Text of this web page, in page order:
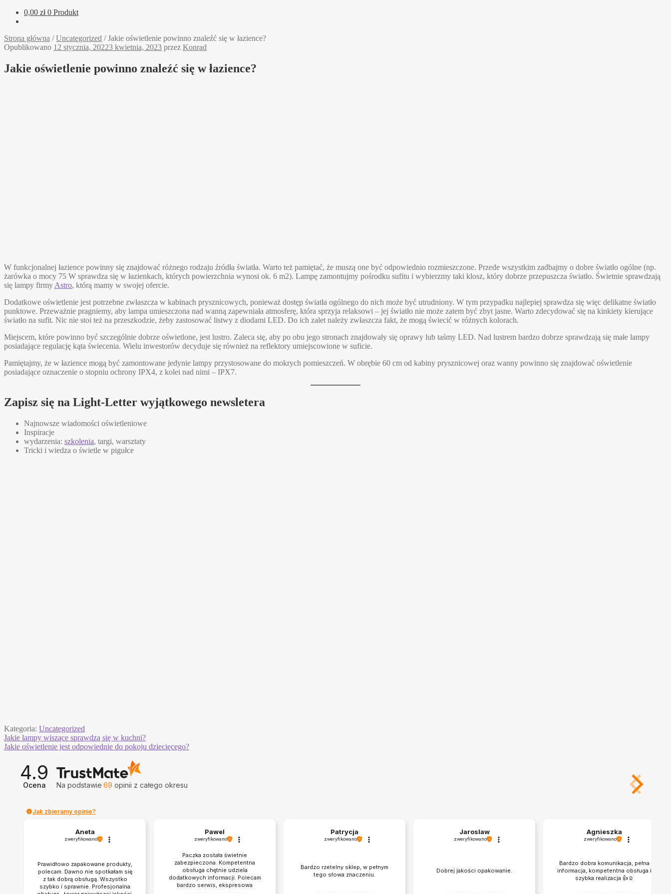
0,00 zł 0 Produkt
Strona główna /Uncategorized /Jakie oświetlenie powinno znaleźć się w łazience?
Opublikowano 12 stycznia, 20223 kwietnia, 2023 przez Konrad
Jakie oświetlenie powinno znaleźć się w łazience?
W funkcjonalnej łazience powinny się znajdować różnego rodzaju źródła światła. Warto też pamiętać, że muszą one być odpowiednio rozmieszczone. Przede wszystkim zadbajmy o dobre światło ogólne (np.
żarówka o mocy 75 W sprawdza się w łazienkach, których powierzchnia wynosi ok. 6 m2). Lampę zamontujmy pośrodku sufitu i wybierzmy taki klosz, który dobrze przepuszcza światło. Świetnie sprawdzają
się lampy firmy Astro, którą mamy w swojej ofercie.
Dodatkowe oświetlenie jest potrzebne zwłaszcza w kabinach prysznicowych, ponieważ dostęp światła ogólnego do nich może być utrudniony. W tym przypadku najlepiej sprawdza się więc delikatne światło
punktowe. Przeważnie pragniemy, aby lampa umieszczona nad wanną zapewniała atmosferę, która sprzyja relaksowi – jej światło nie może zatem być zbyt jasne. Warto zdecydować się na kinkiety kierujące
światło na sufit. Nic nie stoi też na przeszkodzie, żeby zastosować listwy z diodami LED. Do ich zalet należy zwłaszcza fakt, że mogą świecić w różnych kolorach.
Miejscem, które powinno być szczególnie dobrze oświetlone, jest lustro. Zaleca się, aby po obu jego stronach znajdowały się oprawy lub taśmy LED. Nad lustrem bardzo dobrze sprawdzają się małe lampy
posiadające regulację kąta świecenia. Wielu inwestorów decyduje się również na reflektory umiejscowione w suficie.
Pamiętajmy, że w łazience mogą być zamontowane jedynie lampy przystosowane do mokrych pomieszczeń. W obrębie 60 cm od kabiny prysznicowej oraz wanny powinno się znajdować oświetlenie
posiadające oznaczenie o stopniu ochrony IPX4, z kolei nad nimi – IPX7.
Zapisz się na Light-Letter wyjątkowego newsletera
Najnowsze wiadomości oświetleniowe
Inspiracje
wydarzenia: szkolenia, targi, warsztaty
Tricki i wiedza o świetle w pigułce
Kategoria: Uncategorized
Nawigacja
wpisu
Poprzedni
wpis:
Jakie lampy wiszące sprawdzą się w kuchni?
Następny
Jakie oświetlenie jest odpowiednie do pokoju dziecięcego?
4.9
Ocena Na podstawie 69 opinii z całego okresu
Jak zbieramy opinie?
Aneta
zweryfikowano
Prawidłowo zapakowane produkty,
polecam. Dawno nie spotkałam się
z tak dobrą obsługą. Wszystko
szybko i sprawnie. Profesjonalna
Pawel
zweryfikowano
Paczka została świetnie
zabezpieczona. Kompetentna
obsługa chętnie udziela
dodatkowych informacji. Polecam
bardzo serwis, ekspresowa
Patrycja
zweryfikowano
Bardzo rzetelny sklep, w pełnym
tego słowa znaczeniu.
Jaroslaw
zweryfikowano
Dobrej jakości opakowanie.
Agnieszka
zweryfikowano
Bardzo dobra komunikacja, pełna
informacja, kompetentna obsługa i
szybka realizacja 👍☺️